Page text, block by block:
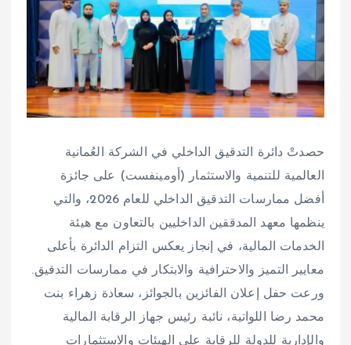
حصدتْ دائرة التدقيق الداخلي في الشركة العُمانية
العالمية للتنمية والاستثمار (أومينفست) على جائزة
أفضل ممارسات التدقيق الداخلي للعام 2026، والتي
ينظمها معهد المدققين الداخليين بالتعاون مع هيئة
الخدمات المالية، في إنجاز يعكس التزام الدائرة بأعلى
معايير التميز والاحترافية والابتكار في ممارسات التدقيق.
ورعت حفل إعلان الفائزين بالجوائز، سعادة زهراء بنت
محمد رضا اللواتية، نائبة رئيس جهاز الرقابة المالية
والإدارية للدولة للرقابة على الهيئات والاستثمارات